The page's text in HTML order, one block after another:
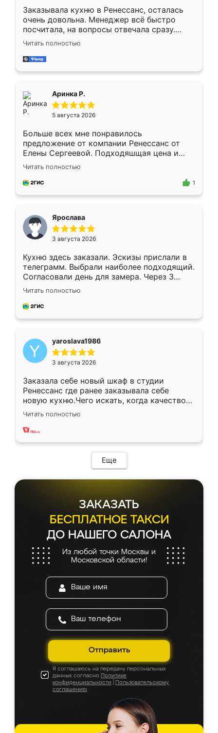
Заказывала кухню в Ренессанс, осталась
очень довольна. Менеджер всё быстро
посчитала, на вопросы отвечала сразу.
Замерщик приехал в субботу, подошёл к
делу со всей ответственностью. Собрали
за день, ребята работали аккуратно, даже
Читать полностью
Аринка Р.
5 августа 2026
Больше всех мне понравилось
предложение от компании Ренессанс от
Елены Сергеевой. Подходяшщая цена и
короткие сроки изготовления. Приехавший
для замера сотрудник Владислав
предложил по моему эскизу самый
Читать полностью
1
Ярослава
3 августа 2026
Кухню здесь заказали. Эскизы прислали в
телеграмм. Выбрали наиболее подходящий.
Согласовали день для замера. Через 3
недели кухня была уже готова. Остались
довольны работой. Спасибо Ренессанс
мебель за качественную работу!
Читать полностью
yaroslava1986
3 августа 2026
Заказала себе новый шкаф в студии
Ренессанс где ранее заказывала себе
новую кухню.Чего искать, когда качеством
вполне довольна. Служит кухня уже почти
два года, нареканий нет.
Читать полностью
Еще
ЗАКАЗАТЬ
БЕСПЛАТНОЕ ТАКСИ
ДО НАШЕГО САЛОНА
Из любой точки Москвы и
Московской области!
Отправить
Я соглашаюсь на передачу персональных
данных согласно Политике
конфиденциальности
Пользовательскому
соглашению